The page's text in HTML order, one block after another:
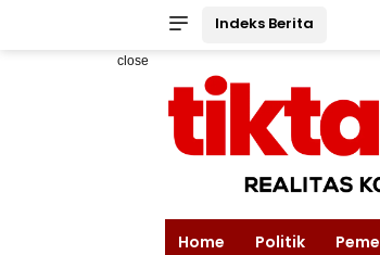
Indeks Berita
close
Home Politik